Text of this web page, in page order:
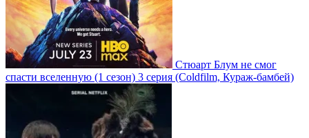
Стюарт Блум не смог
спасти вселенную (1 сезон) 3 серия (Coldfilm, Кураж-бамбей)